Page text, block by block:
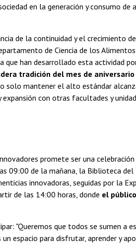
en la generación y consumo de
de la continuidad y el crecimiento
de Ciencia de los
han desarrollado esta actividad
tradición del mes de aniversario
solo mantener el alto estándar
con otras facultades y
promete ser una
09:00 de la mañana, la Biblioteca del
innovadoras, seguidas por la
de las 14:00 horas, donde el
"Queremos que todos se sumen a
espacio para disfrutar, aprender y